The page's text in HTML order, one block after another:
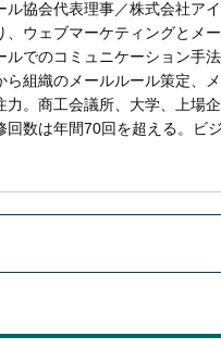
協会代表理事／株式会社ア
、ウェブマーケティングとメ
でのコミュニケーション手
組織のメールルール策定、
力。商工会議所、大学、上場
回数は年間70回を超える。ビ